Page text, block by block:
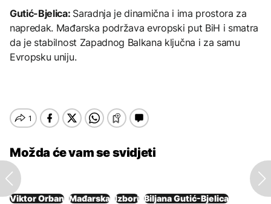
Gutić-Bjelica: Saradnja je dinamična i ima prostora za
napredak. Mađarska podržava evropski put BiH i smatra
da je stabilnost Zapadnog Balkana ključna i za samu
Evropsku uniju.
Možda će vam se svidjeti
Viktor Orban Mađarska Izbori Biljana Gutić-Bjelica